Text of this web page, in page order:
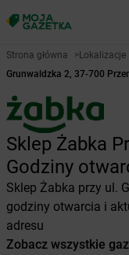
Strona główna >Lokalizacje
Grunwaldzka 2, 37-700
Sklep Żabka
Godziny
Sklep Żabka przy ul.
godziny otwarcia i
adresu
Zobacz wszystkie